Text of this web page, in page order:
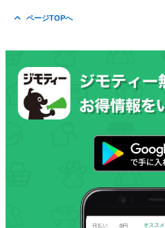
ページTOPへ